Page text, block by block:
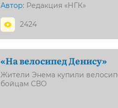
Автор: Редакция «НГК»
2424
«На велосипед Денису»
Жители Энема купили
бойцам СВО